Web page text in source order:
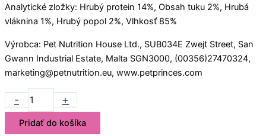
Analytické zložky: Hrubý protein 14%, Obsah tuku 2%, Hrubá
vláknina 1%, Hrubý popol 2%, Vlhkosť 85%
Výrobca: Pet Nutrition House Ltd., SUB034E Zwejt Street, San
Gwann Industrial Estate, Malta SGN3000, (00356)27470324,
marketing@petnutrition.eu, www.petprinces.com
- +
Pridať do košíka